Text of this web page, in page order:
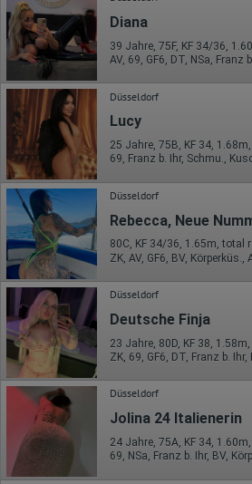
Diana
AV, 69, GF6, DT, NSa, Franz
Düsseldorf
Lucy
69, Franz b. Ihr, Schmu.,
Düsseldorf
Rebecca, Neue
80C, KF 34/36, 1.65m, total
ZK, AV, GF6, BV, Körperküs.,
Düsseldorf
Deutsche Finja
23 Jahre, 80D, KF 38,
ZK, 69, GF6, DT, Franz b.
Düsseldorf
Jolina 24 Italienerin
69, NSa, Franz b. Ihr, BV,